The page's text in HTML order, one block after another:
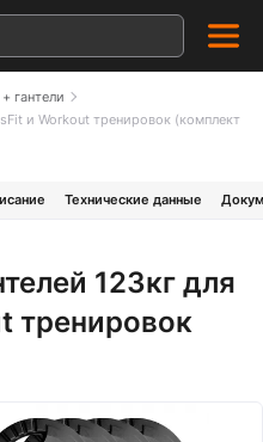
гантели
и Workout тренировок (комплект
Технические данные
123кг для
тренировок